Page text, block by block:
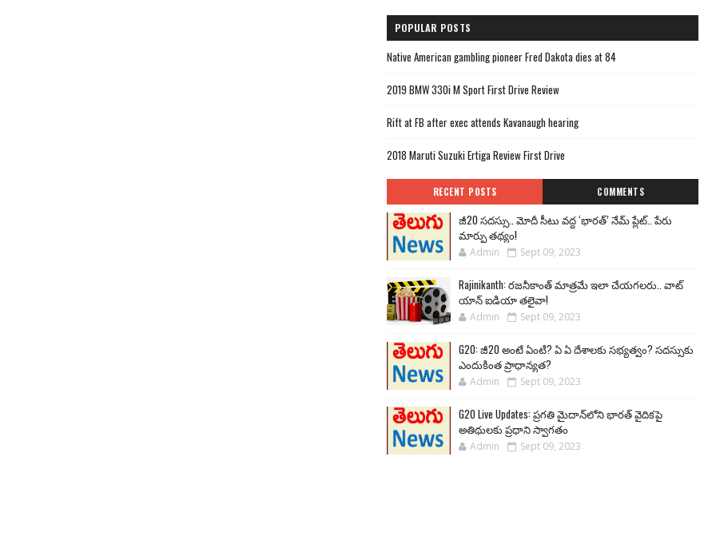
POPULAR POSTS
Native American gambling pioneer Fred Dakota dies at 84
2019 BMW 330i M Sport First Drive Review
Rift at FB after exec attends Kavanaugh hearing
2018 Maruti Suzuki Ertiga Review First Drive
RECENT POSTS COMMENTS
జీ20 సదస్సు.. మోదీ సీటు వద్ద ‘భారత్’ నేమ్ ప్లేట్‌.. పేరు
మార్పు తథ్యం!
Admin Sept 09, 2023
Rajinikanth: రజనీకాంత్ మాత్రమే ఇలా చేయగలరు.. వాట్
యాన్ ఐడియా తలైవా!
Admin Sept 09, 2023
G20: జీ20 అంటే ఏంటి? ఏ ఏ దేశాలకు సభ్యత్వం? సదస్సుకు
ఎందుకింత ప్రాధాన్యత?
Admin Sept 09, 2023
G20 Live Updates: ప్రగతి మైదాన్‌లోని భారత్ వైదికపై
అతిథులకు ప్రధాని స్వాగతం
Admin Sept 09, 2023